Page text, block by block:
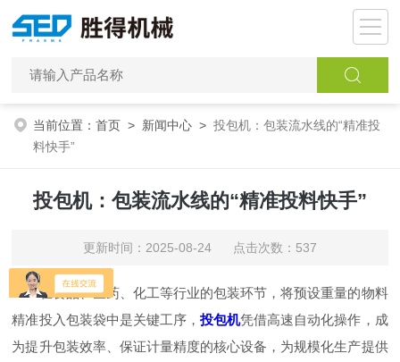
当前位置：首页 > 新闻中心 >投包机：包装流水线的“精准投
料快手”
投包机：包装流水线的“精准投料快手”
更新时间：2025-08-24 点击次数：537
在食品、医药、化工等行业的包装环节，将预设重量的物料
精准投入包装袋中是关键工序，投包机凭借高速自动化操作，成
为提升包装效率、保证计量精度的核心设备，为规模化生产提供